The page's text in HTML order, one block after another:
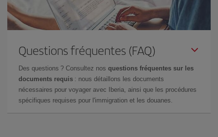
Questions fréquentes (FAQ)
Des questions ? Consultez nos questions fréquentes sur les
documents requis : nous détaillons les documents
nécessaires pour voyager avec Iberia, ainsi que les procédures
spécifiques requises pour l'immigration et les douanes.